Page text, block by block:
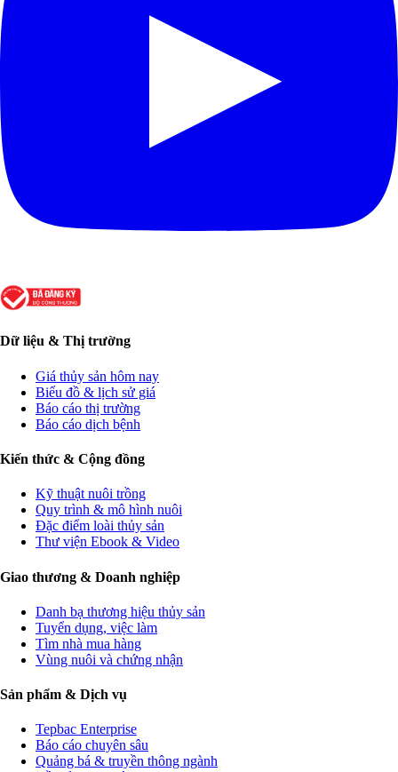
Dữ liệu & Thị trường
Giá thủy sản hôm nay
Biểu đồ & lịch sử giá
Báo cáo thị trường
Báo cáo dịch bệnh
Kiến thức & Cộng đồng
Kỹ thuật nuôi trồng
Quy trình & mô hình nuôi
Đặc điểm loài thủy sản
Thư viện Ebook & Video
Giao thương & Doanh nghiệp
Danh bạ thương hiệu thủy sản
Tuyển dụng, việc làm
Tìm nhà mua hàng
Vùng nuôi và chứng nhận
Sản phẩm & Dịch vụ
Tepbac Enterprise
Báo cáo chuyên sâu
Quảng bá & truyền thông ngành